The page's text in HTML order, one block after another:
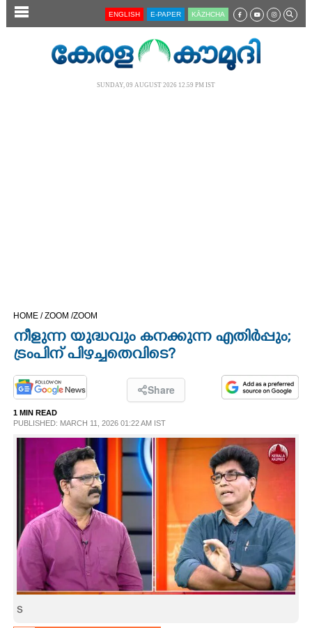
SECTIONS
SPIRITUAL
INFO+
ART
ASTRO
ENGLISH E-PAPER KĀZHCHA
SUNDAY, 09 AUGUST 2026 12.59 PM IST
HOME /ZOOM /ZOOM
നീളുന്ന യുദ്ധവും കനക്കുന്ന എതിർപ്പും;
ട്രംപിന് പിഴച്ചതെവിടെ?
Share
1 MIN READ
PUBLISHED: MARCH 11, 2026 01:22 AM IST
s